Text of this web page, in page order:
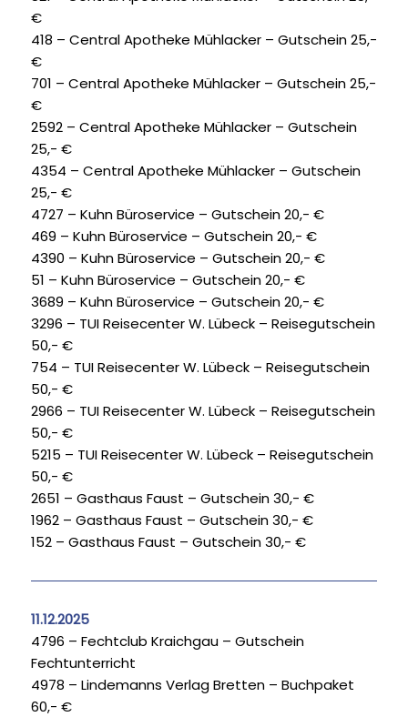
€
418 – Central Apotheke Mühlacker – Gutschein 25,-
€
701 – Central Apotheke Mühlacker – Gutschein 25,-
€
2592 – Central Apotheke Mühlacker – Gutschein
25,- €
4354 – Central Apotheke Mühlacker – Gutschein
25,- €
4727 – Kuhn Büroservice – Gutschein 20,- €
469 – Kuhn Büroservice – Gutschein 20,- €
4390 – Kuhn Büroservice – Gutschein 20,- €
51 – Kuhn Büroservice – Gutschein 20,- €
3689 – Kuhn Büroservice – Gutschein 20,- €
3296 – TUI Reisecenter W. Lübeck – Reisegutschein
50,- €
754 – TUI Reisecenter W. Lübeck – Reisegutschein
50,- €
2966 – TUI Reisecenter W. Lübeck – Reisegutschein
50,- €
5215 – TUI Reisecenter W. Lübeck – Reisegutschein
50,- €
2651 – Gasthaus Faust – Gutschein 30,- €
1962 – Gasthaus Faust – Gutschein 30,- €
152 – Gasthaus Faust – Gutschein 30,- €
11.12.2025
4796 – Fechtclub Kraichgau – Gutschein
Fechtunterricht
4978 – Lindemanns Verlag Bretten – Buchpaket
60,- €